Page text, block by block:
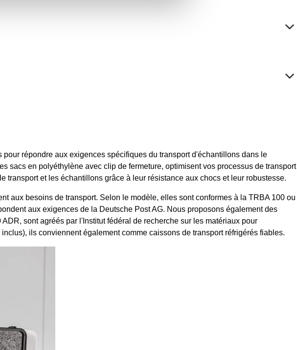
répondre aux exigences spécifiques du transport d'échantillons dans le
sacs en polyéthylène avec clip de fermeture, optimisent vos processus de transport
et les échantillons grâce à leur résistance aux chocs et leur robustesse.
aux besoins de transport. Selon le modèle, elles sont conformes à la TRBA 100 ou
aux exigences de la Deutsche Post AG. Nous proposons également des
sont agréés par l'Institut fédéral de recherche sur les matériaux pour
ils conviennent également comme caissons de transport réfrigérés fiables.